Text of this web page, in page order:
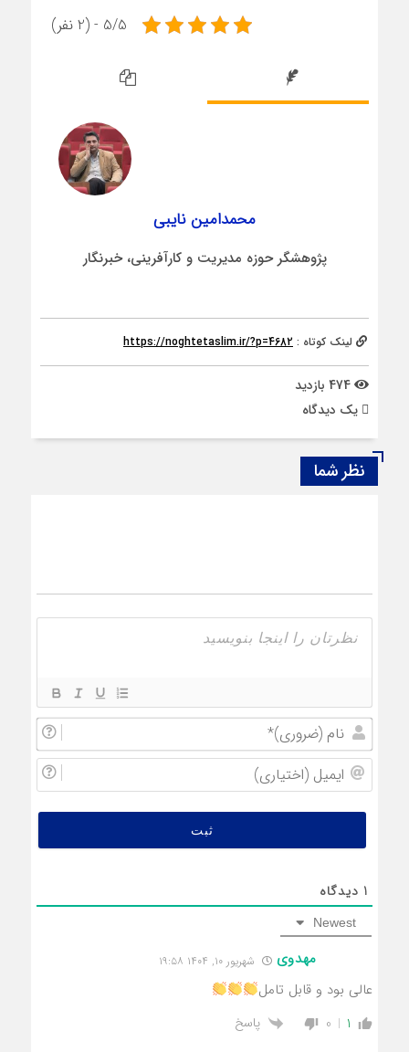
5/5 - (2 نفر)
محمدامین نایبی
پژوهشگر حوزه مدیریت و کارآفرینی، خبرنگار
لینک کوتاه : https://noghtetaslim.ir/?p=4682
يک دیدگاه
نظر شما
1 دیدگاه
Newest
مهدوی شهریور ۱۰, ۱۴۰۴ ۱۹:۵۸
عالی بود و قابل تامل
1
0 پاسخ